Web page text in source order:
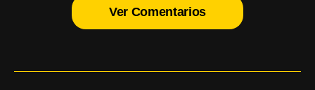
Ver Comentarios